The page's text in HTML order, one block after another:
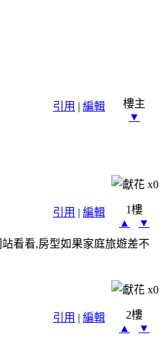
引用 | 編輯
樓主
▼
x0
引用 | 編輯
1樓
▲
▼
看看,房型如果家庭旅遊差不
x0
引用 | 編輯
2樓
▲
▼